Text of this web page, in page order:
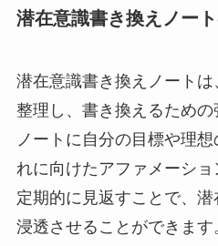
潜在意識書き換えノー
潜在意識書き換えノート
整理し、書き換えるための
ノートに自分の目標や理
れに向けたアファメーショ
定期的に見返すことで、
浸透させることができます